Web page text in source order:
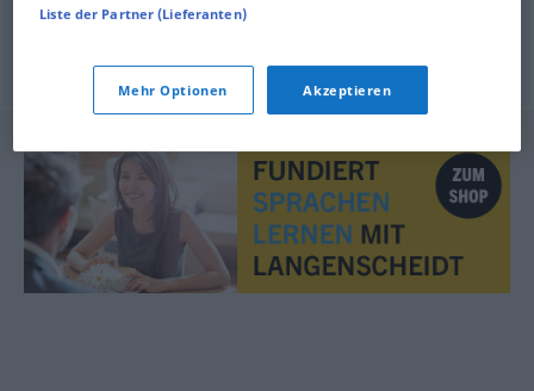
laden,downloaden (engl.)
© OpenThesaurus.de
Liste der Partner (Lieferanten)
Mehr Optionen Akzeptieren